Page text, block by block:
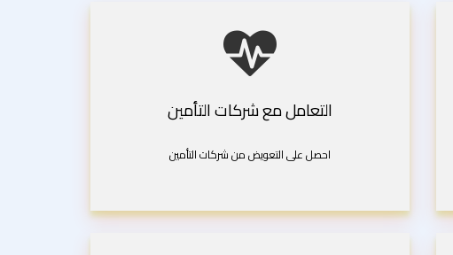
التعامل مع شركات التأمين
احصل على التعويض من شركات التأمين